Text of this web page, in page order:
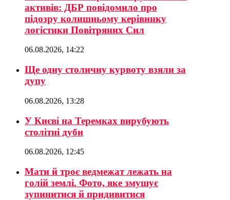
активів: ДБР повідомило про
підозру колишньому керівнику
логістики Повітряних Сил
06.08.2026, 14:22
Ще одну столичну курвоту взяли за
дупу
06.08.2026, 13:28
У Києві на Теремках вирубують
столітні дуби
06.08.2026, 12:45
Мати й троє ведмежат лежать на
голій землі. Фото, яке змушує
зупинитися й придивитися